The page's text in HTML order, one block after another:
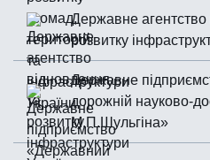
Державне агентство
розвитку
Державне
дорожній науково-
М.П.Шульгiна»